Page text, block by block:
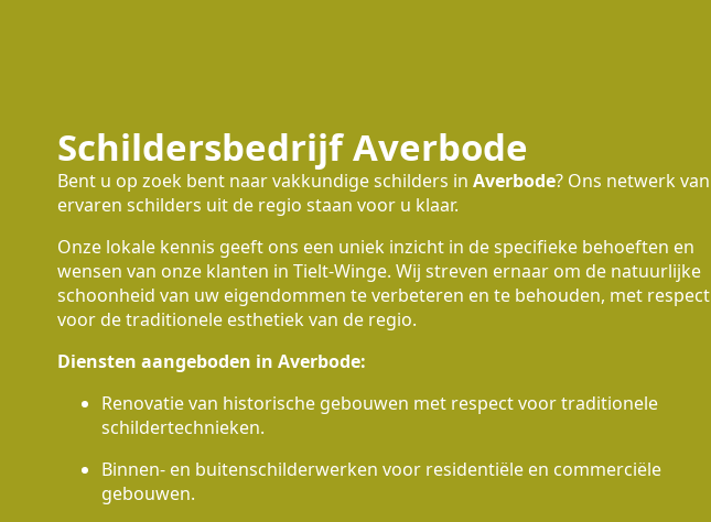
Schildersbedrijf Averbode
Bent u op zoek bent naar vakkundige schilders in Averbode? Ons netwerk van
ervaren schilders uit de regio staan voor u klaar.
Onze lokale kennis geeft ons een uniek inzicht in de specifieke behoeften en
wensen van onze klanten in Tielt-Winge. Wij streven ernaar om de natuurlijke
schoonheid van uw eigendommen te verbeteren en te behouden, met respect
voor de traditionele esthetiek van de regio.
Diensten aangeboden in Averbode:
Renovatie van historische gebouwen met respect voor traditionele
schildertechnieken.
Binnen- en buitenschilderwerken voor residentiële en commerciële
gebouwen.